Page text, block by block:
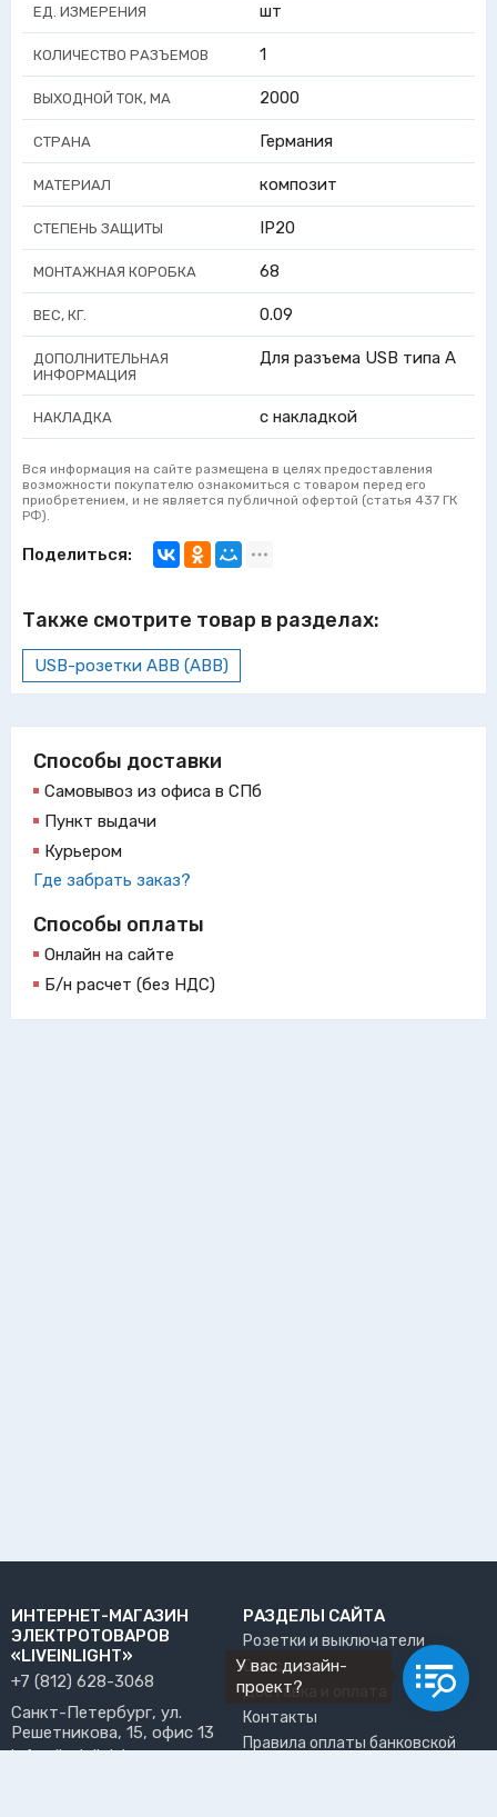
ЕД. ИЗМЕРЕНИЯ шт
КОЛИЧЕСТВО РАЗЪЕМОВ 1
ВЫХОДНОЙ ТОК, МА 2000
СТРАНА Германия
МАТЕРИАЛ композит
СТЕПЕНЬ ЗАЩИТЫ IP20
МОНТАЖНАЯ КОРОБКА 68
ВЕС, КГ. 0.09
ДОПОЛНИТЕЛЬНАЯ
ИНФОРМАЦИЯ
Для разъема USB типа А
НАКЛАДКА с накладкой
Вся информация на сайте размещена в целях предоставления
возможности покупателю ознакомиться с товаром перед его
приобретением, и не является публичной офертой (статья 437 ГК
РФ).
Поделиться:
Также смотрите товар в разделах:
USB-розетки ABB (АВВ)
Способы доставки
Самовывоз из офиса в СПб
Пункт выдачи
Курьером
Где забрать заказ?
Способы оплаты
Онлайн на сайте
Б/н расчет (без НДС)
ИНТЕРНЕТ-МАГАЗИН
ЭЛЕКТРОТОВАРОВ
«LIVEINLIGHT»
+7 (812) 628-3068
Санкт-Петербург, ул.
Решетникова, 15, офис 13
info@liveinlight.ru
РАЗДЕЛЫ САЙТА
Розетки и выключатели
О нас
Доставка и оплата
Контакты
Правила оплаты банковской
У вас дизайн-
проект?